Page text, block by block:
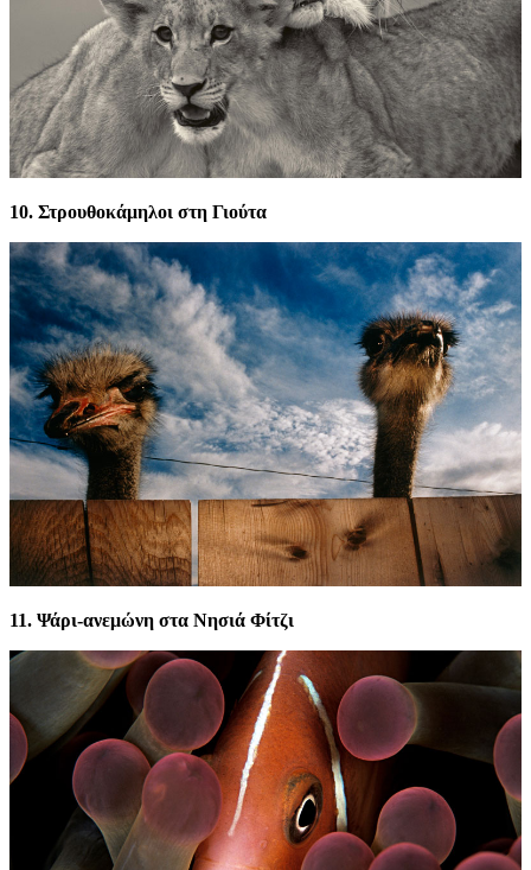
10. Στρουθοκάμηλοι στη Γιούτα
11. Ψάρι-ανεμώνη στα Νησιά Φίτζι